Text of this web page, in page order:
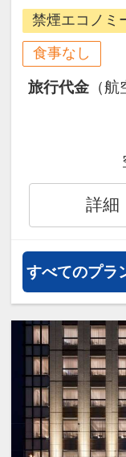
い。
【プラ
食事なし
C/I
■ □
2017
なし）
※有線
■ □
禁煙エコノミ
食事なし
旅行代金 （
詳細
すべてのプラ